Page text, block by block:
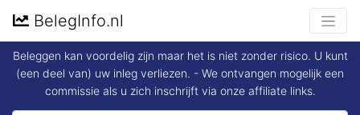
BelegInfo.nl
Beleggen kan voordelig zijn maar het is niet zonder risico. U kunt
(een deel van) uw inleg verliezen. - We ontvangen mogelijk een
commissie als u zich inschrijft via onze affiliate links.